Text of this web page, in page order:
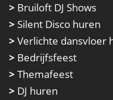
> Bruiloft DJ Shows
> Silent Disco huren
> Verlichte dansvloer
> Bedrijfsfeest
> Themafeest
> DJ huren